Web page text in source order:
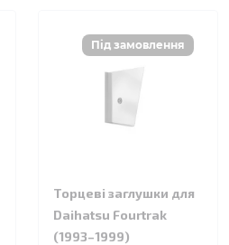
Торцеві заглушки для
Daihatsu Fourtrak
(1993–1999)